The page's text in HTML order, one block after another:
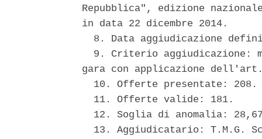
Repubblica", edizione
in data 22 dicembre 2014.
8. Data aggiudicazione
9. Criterio aggiudicazione:
gara con applicazione
10. Offerte presentate:
  11. Offerte valide: 181.
12. Soglia di anomalia:
13. Aggiudicatario: T.M.G.